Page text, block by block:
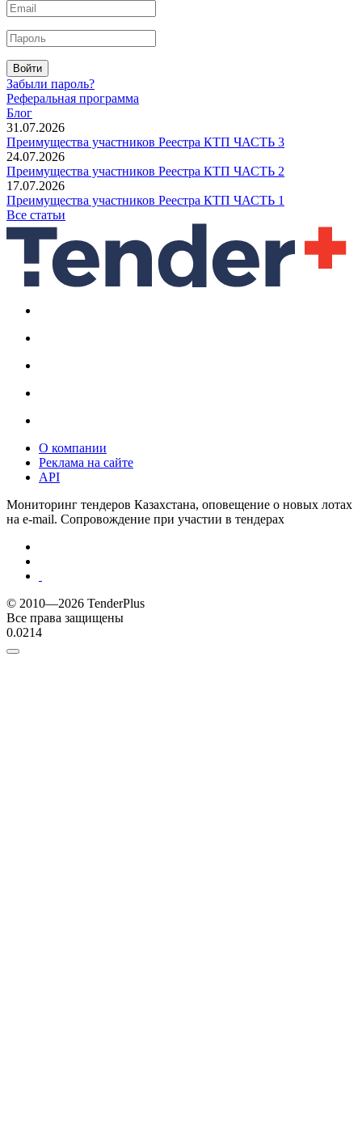
Войти
Забыли пароль?
Реферальная программа
Блог
31.07.2026
Преимущества участников Реестра КТП ЧАСТЬ 3
24.07.2026
Преимущества участников Реестра КТП ЧАСТЬ 2
17.07.2026
Преимущества участников Реестра КТП ЧАСТЬ 1
Все статьи
О компании
Реклама на сайте
API
Мониторинг тендеров Казахстана, оповещение о новых лотах
на e-mail. Сопровождение при участии в тендерах
© 2010—2026 TenderPlus
Все права защищены
0.0214